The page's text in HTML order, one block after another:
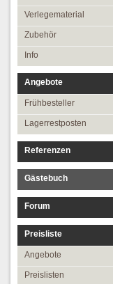
Verlegematerial
Zubehör
Info
Angebote
Frühbesteller
Lagerrestposten
Referenzen
Gästebuch
Forum
Preisliste
Angebote
Preislisten